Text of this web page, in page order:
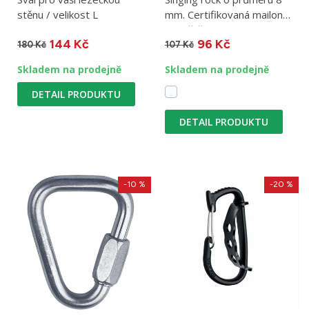
stěnu / velikost L
180 Kč 144 Kč
Skladem na prodejně
DETAIL PRODUKTU
mm. Certifikovaná mailona
k zajištění osob.
107 Kč 96 Kč
Skladem na prodejně
DETAIL PRODUKTU
-10 % -20 %